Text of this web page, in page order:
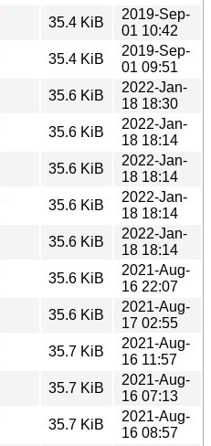
35.4 KiB
2019-Sep-
01 10:42
35.4 KiB
2019-Sep-
01 09:51
35.6 KiB
2022-Jan-
18 18:30
35.6 KiB
2022-Jan-
18 18:14
35.6 KiB
2022-Jan-
18 18:14
35.6 KiB
2022-Jan-
18 18:14
35.6 KiB
2022-Jan-
18 18:14
35.6 KiB
2021-Aug-
16 22:07
35.6 KiB
2021-Aug-
17 02:55
35.7 KiB
2021-Aug-
16 11:57
35.7 KiB
2021-Aug-
16 07:13
35.7 KiB
2021-Aug-
16 08:57